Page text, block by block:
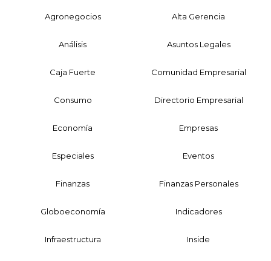
Agronegocios Alta Gerencia
Análisis Asuntos Legales
Caja Fuerte Comunidad Empresarial
Consumo Directorio Empresarial
Economía Empresas
Especiales Eventos
Finanzas Finanzas Personales
Globoeconomía Indicadores
Infraestructura Inside